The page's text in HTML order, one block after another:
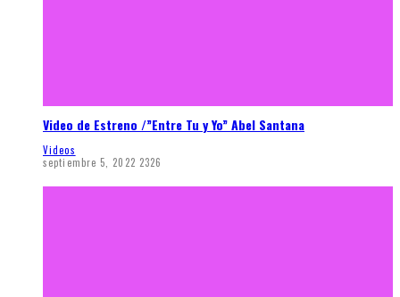
Video de Estreno /”Entre Tu y Yo” Abel Santana
Videos
septiembre 5, 2022 2326